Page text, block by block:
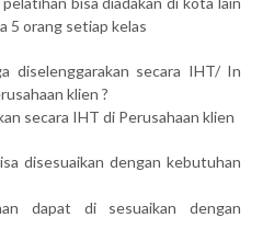
5 orang setiap kelas
diselenggarakan secara IHT/ In
klien ?
secara IHT di Perusahaan klien
disesuaikan dengan kebutuhan
dapat di sesuaikan dengan